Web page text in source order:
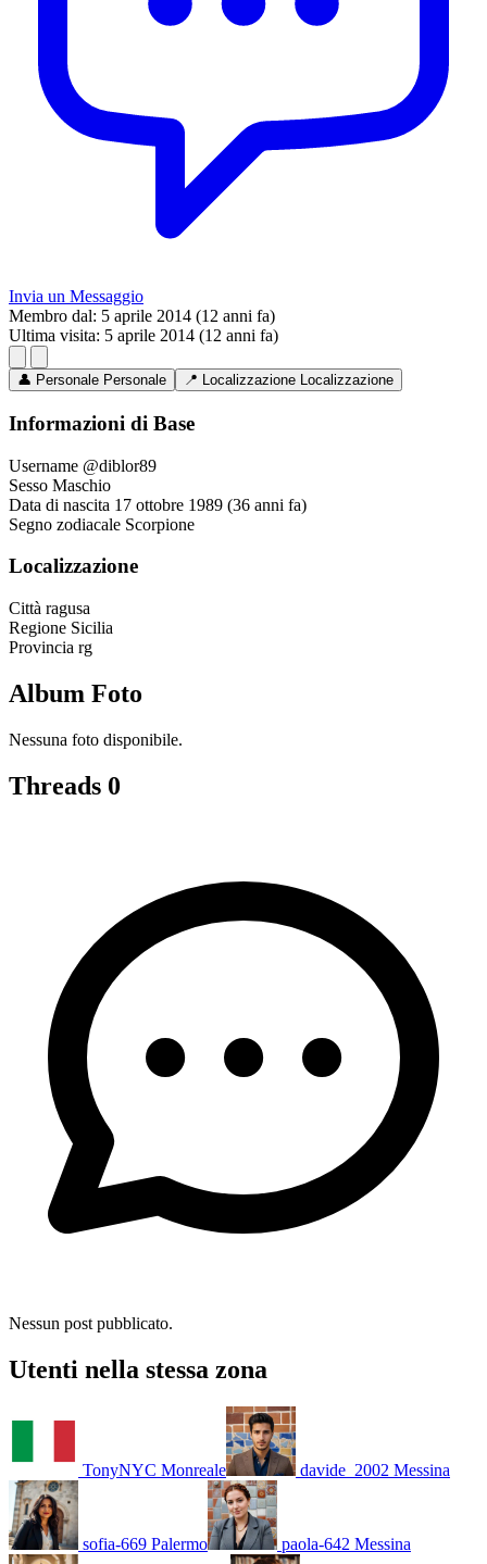
Invia un Messaggio
Membro dal: 5 aprile 2014 (12 anni fa)
Ultima visita: 5 aprile 2014 (12 anni fa)
👤 Personale Personale 📍 Localizzazione Localizzazione
Informazioni di Base
Username @diblor89
Sesso Maschio
Data di nascita 17 ottobre 1989 (36 anni fa)
Segno zodiacale Scorpione
Localizzazione
Città ragusa
Regione Sicilia
Provincia rg
Album Foto
Nessuna foto disponibile.
Threads 0
Nessun post pubblicato.
Utenti nella stessa zona
TonyNYC Monreale davide_2002 Messina
sofia-669 Palermo paola-642 Messina